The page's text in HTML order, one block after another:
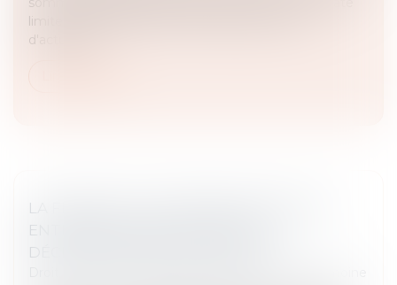
limite du 1er juillet 2025 n'est finalement plus
d'actualité...
LA FRAUDE À LA COMMUNAUTÉ DE VIE
ENTRAÎNE L’ANNULATION DE LA
DÉCLARATION DE NATIONALITÉ